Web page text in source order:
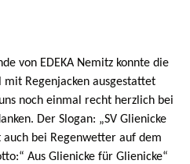
von EDEKA Nemitz konnte die
Regenjacken ausgestattet
noch einmal recht herzlich bei
Der Slogan: „SV Glienicke
bei Regenwetter auf dem
Aus Glienicke für Glienicke“